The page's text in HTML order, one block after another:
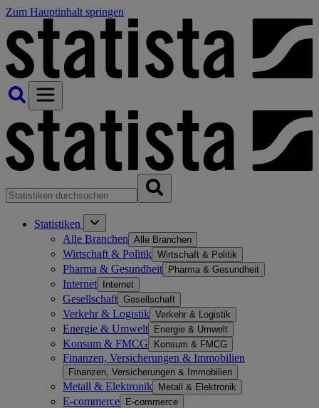
Zum Hauptinhalt springen
Statistiken
Alle Branchen Alle Branchen
Wirtschaft & Politik Wirtschaft & Politik
Pharma & Gesundheit Pharma & Gesundheit
Internet Internet
Gesellschaft Gesellschaft
Verkehr & Logistik Verkehr & Logistik
Energie & Umwelt Energie & Umwelt
Konsum & FMCG Konsum & FMCG
Finanzen, Versicherungen & Immobilien
Finanzen, Versicherungen & Immobilien
Metall & Elektronik Metall & Elektronik
E-commerce E-commerce